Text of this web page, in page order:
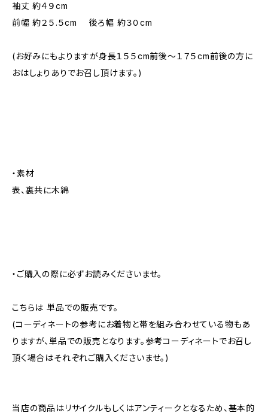
袖丈 約４９cm
前幅 約２５.５cm 後ろ幅 約３０cm
(お好みにもよりますが身長１５５cm前後～１７５cm前後の方に
おはしょりありでお召し頂けます。)
・素材
表、裏共に木綿
・ご購入の際に必ずお読みくださいませ。
こちらは 単品での販売です。
(コーディネートの参考にお着物と帯を組み合わせている物もあ
りますが、単品での販売となります。参考コーディネートでお召し
頂く場合はそれぞれご購入くださいませ。)
当店の商品はリサイクルもしくはアンティークとなるため、基本的